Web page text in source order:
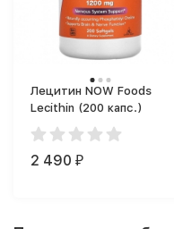
Лецитин NOW Foods
Lecithin (200 капс.)
2 490 ₽